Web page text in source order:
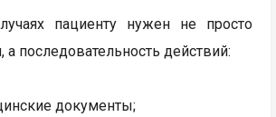
пациенту нужен не просто
а последовательность действий:
документы;